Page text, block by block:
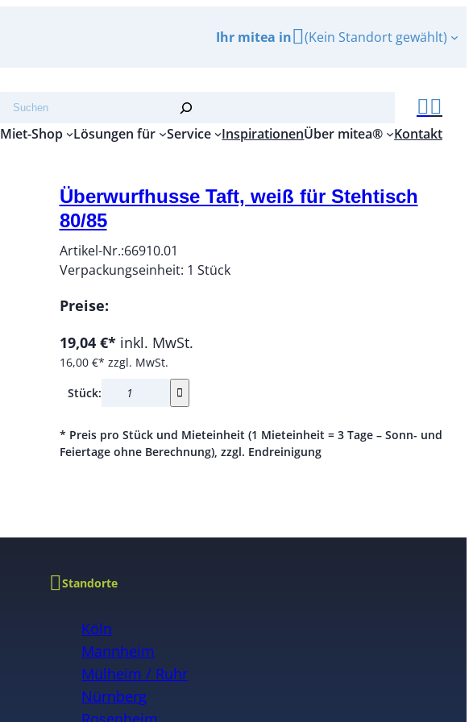
Ihr mitea in (Kein Standort gewählt)
Suchen
Miet-Shop
Lösungen für Service InspirationenÜber mitea® Kontakt
Überwurfhusse Taft, weiß für Stehtisch
80/85
Artikel-Nr.:66910.01
Verpackungseinheit: 1 Stück
Preise:
19,04 €* inkl. MwSt.
16,00 €* zzgl. MwSt.
Stück:
* Preis pro Stück und Mieteinheit (1 Mieteinheit = 3 Tage – Sonn- und
Feiertage ohne Berechnung), zzgl. Endreinigung
Standorte
Köln
Mannheim
Mülheim / Ruhr
Nürnberg